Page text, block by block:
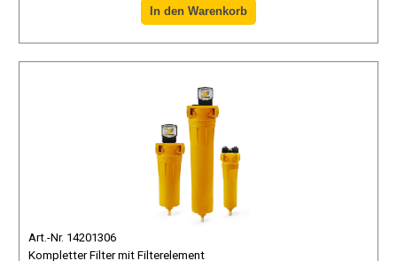
Art.-Nr. 14201306
Kompletter Filter mit Filterelement